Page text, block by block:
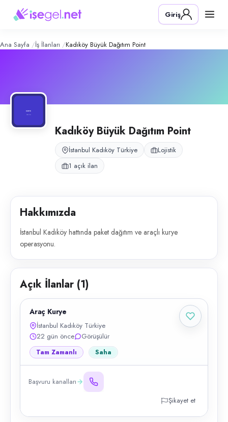
Büyük Dağıtım Point–
Konum:
İstanbul Kadıköy hattında paket dağıtım ve araçlı kurye operasyonu.
Giriş
Ana Sayfa İş İlanları Kadıköy Büyük Dağıtım Point
Kadıköy Büyük Dağıtım Point
İstanbul Kadıköy Türkiye
Lojistik
1 açık ilan
Hakkımızda
İstanbul Kadıköy hattında paket dağıtım ve araçlı kurye
operasyonu.
Açık İlanlar (1)
Araç Kurye
İstanbul Kadıköy Türkiye
22 gün önce
Görüşülür
Tam Zamanlı Saha
Başvuru kanalları
Şikayet et